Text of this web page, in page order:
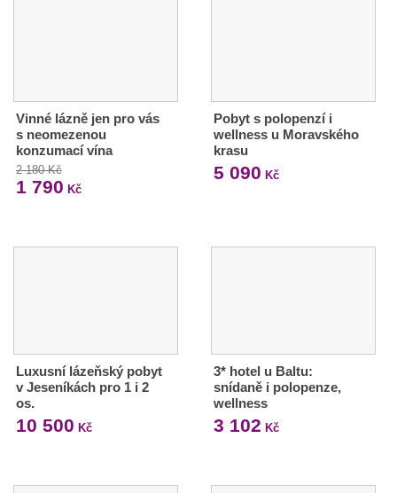
Vinné lázně jen pro vás
s neomezenou
konzumací vína
2 180 Kč
1 790 Kč
Pobyt s polopenzí i
wellness u Moravského
krasu
5 090 Kč
Luxusní lázeňský pobyt
v Jeseníkách pro 1 i 2
os.
10 500 Kč
3* hotel u Baltu:
snídaně i polopenze,
wellness
3 102 Kč